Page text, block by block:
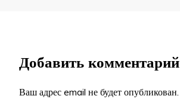
Добавить комментарий
Ваш адрес email не будет опубликован.